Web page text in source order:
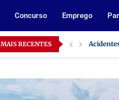
Concurso Emprego
MAIS RECENTES